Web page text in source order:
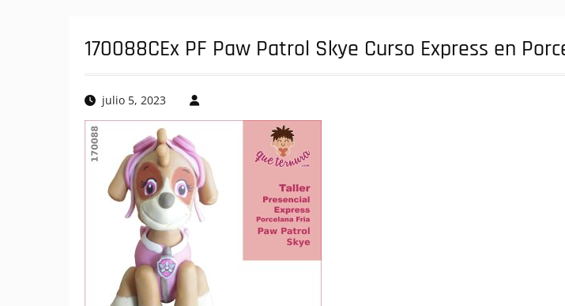
170088CEx PF Paw Patrol Skye Curso Express en
julio 5, 2023